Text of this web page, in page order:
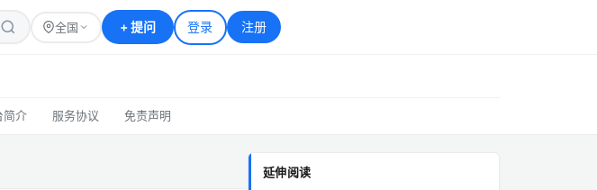
全国 +提问 登录 注册
简介 服务协议 免责声明
延伸阅读